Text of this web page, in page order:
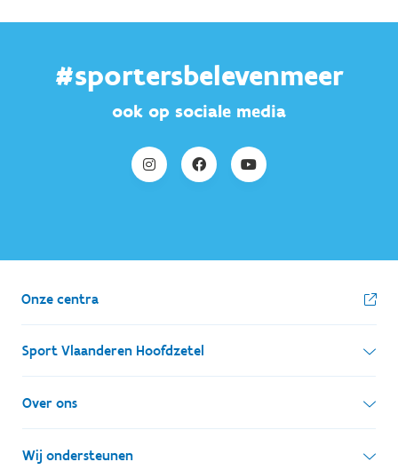
#sportersbelevenmeer
ook op sociale media
Onze centra
Sport Vlaanderen Hoofdzetel
Simon Bolivarlaan 17
1000 Brussel
Over ons
Wie zijn we, wat doen we
Wij ondersteunen